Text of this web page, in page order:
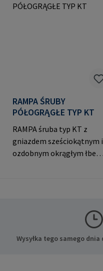
RAMPA ŚRUBY
PÓŁOGRĄGŁE TYP KT
RAMPA śruba typ KT z
gniazdem sześciokątnym i
ozdobnym okrągłym łbem
Wysyłka tego samego